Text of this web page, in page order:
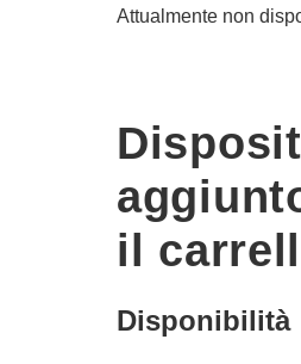
Attualmente non
il
Disponibilità